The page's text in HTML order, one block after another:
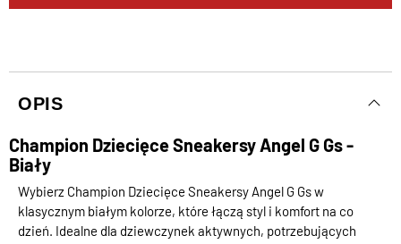
OPIS
Champion Dziecięce Sneakersy Angel G Gs -
Biały
Wybierz Champion Dziecięce Sneakersy Angel G Gs w
klasycznym białym kolorze, które łączą styl i komfort na co
dzień. Idealne dla dziewczynek aktywnych, potrzebujących